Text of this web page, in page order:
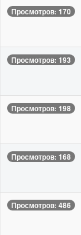
Просмотров: 170
Просмотров: 193
Просмотров: 198
Просмотров: 168
Просмотров: 486